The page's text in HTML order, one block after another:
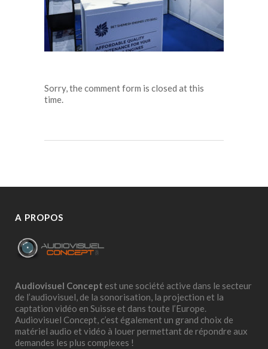
Sorry, the comment form is closed at this
time.
A PROPOS
Audiovisuel Concept est une société active dans le secteur
de l’audiovisuel, de la sonorisation, la projection et la
captation vidéo en Suisse et dans toute l’Europe.
Audiovisuel Concept, c’est également un grand choix de
matériel audio et vidéo à louer permettant de répondre aux
demandes les plus complexes !